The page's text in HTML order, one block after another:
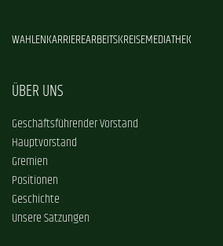
WAHLENKARRIEREARBEITSKREISEMEDIATHEK
ÜBER UNS
Geschäftsführender Vorstand
Hauptvorstand
Gremien
Positionen
Geschichte
Unsere Satzungen